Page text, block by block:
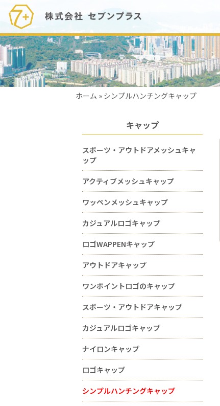
ホーム » シンプルハンチングキャップ
キャップ
スポーツ・アウトドアメッシュキャ
ップ
アクティブメッシュキャップ
ワッペンメッシュキャップ
カジュアルロゴキャップ
ロゴWAPPENキャップ
アウトドアキャップ
ワンポイントロゴのキャップ
スポーツ・アウトドアキャップ
カジュアルロゴキャップ
ナイロンキャップ
ロゴキャップ
シンプルハンチングキャップ